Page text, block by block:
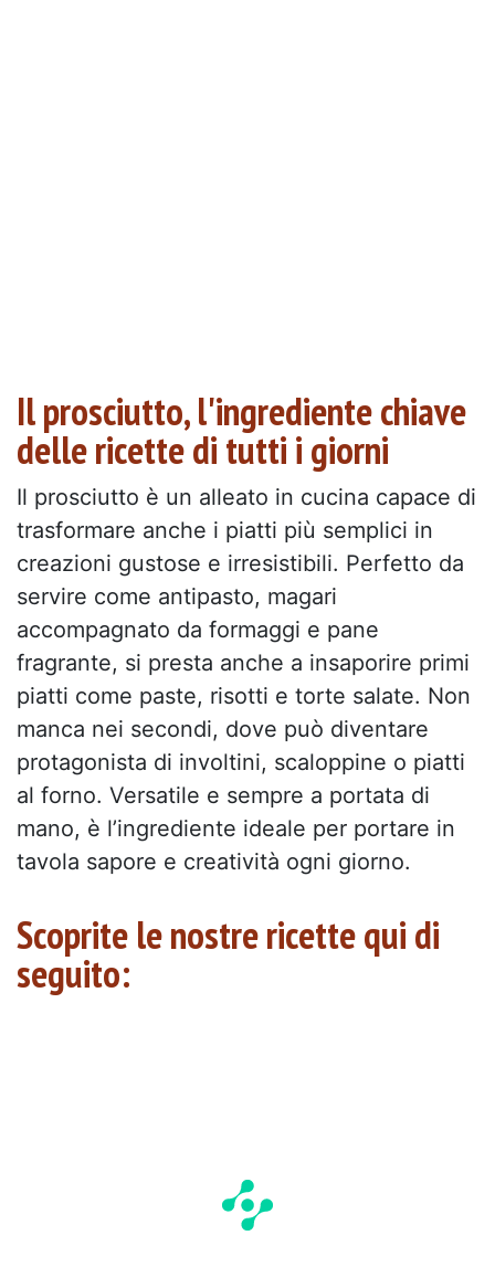
Il prosciutto, l'ingrediente chiave
delle ricette di tutti i giorni
Il prosciutto è un alleato in cucina capace di
trasformare anche i piatti più semplici in
creazioni gustose e irresistibili. Perfetto da
servire come antipasto, magari
accompagnato da formaggi e pane
fragrante, si presta anche a insaporire primi
piatti come paste, risotti e torte salate. Non
manca nei secondi, dove può diventare
protagonista di involtini, scaloppine o piatti
al forno. Versatile e sempre a portata di
mano, è l’ingrediente ideale per portare in
tavola sapore e creatività ogni giorno.
Scoprite le nostre ricette qui di
seguito: